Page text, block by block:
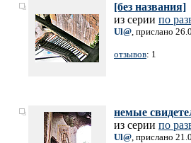
[без названия]
из серии по
Ul@, прислано
отзывов: 1
немые
из серии по
Ul@, прислано